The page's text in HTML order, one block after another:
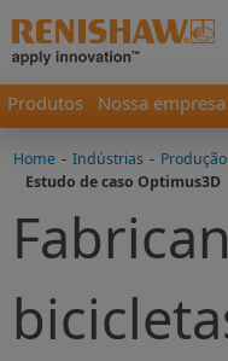
Produtos Nossa empresa
Home - Indústrias -
Estudo de caso Optimus3D